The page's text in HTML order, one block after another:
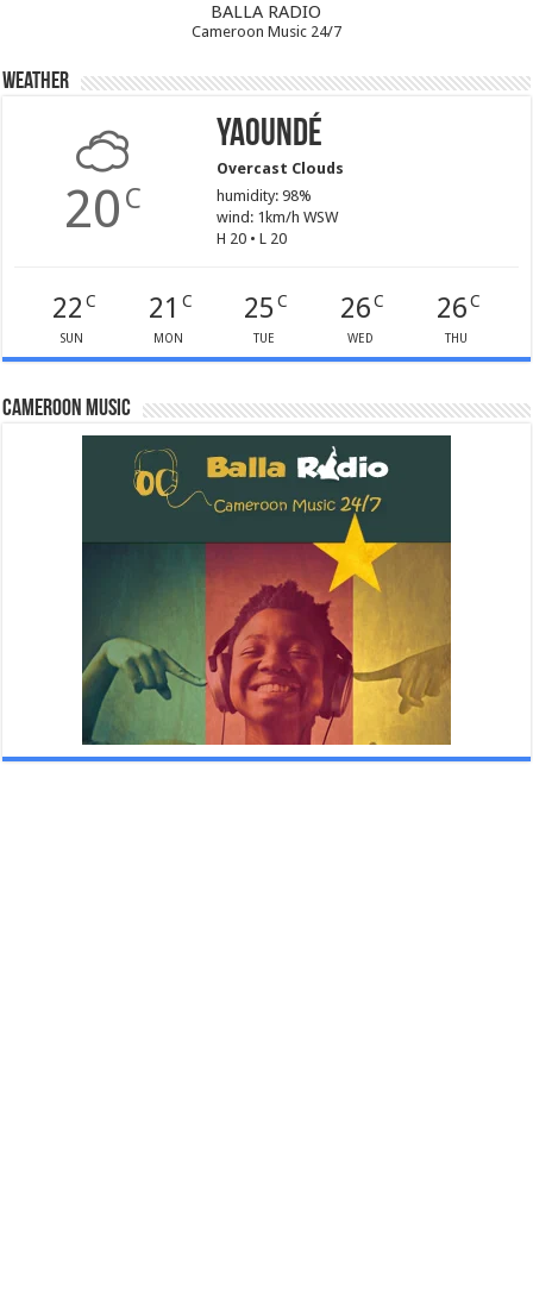
BALLA RADIO
Cameroon Music 24/7
Weather
20 C
Yaoundé
Overcast Clouds
humidity: 98%
wind: 1km/h WSW
H 20 • L 20
22 C
SUN
21 C
MON
25 C
TUE
26C
WED
26C
THU
Cameroon Music